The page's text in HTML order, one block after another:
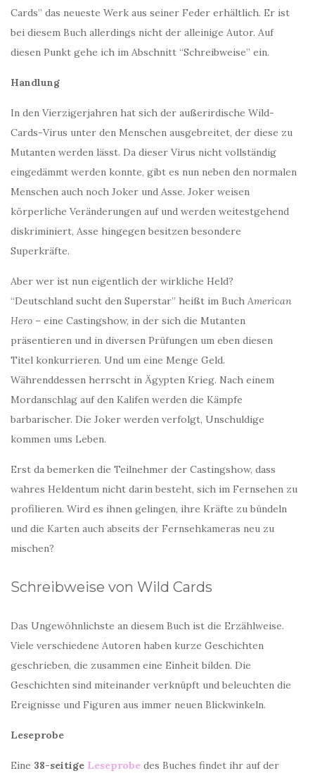
Cards” das neueste Werk aus seiner Feder erhältlich. Er ist
bei diesem Buch allerdings nicht der alleinige Autor. Auf
diesen Punkt gehe ich im Abschnitt “Schreibweise” ein.
Handlung
In den Vierzigerjahren hat sich der außerirdische Wild-
Cards-Virus unter den Menschen ausgebreitet, der diese zu
Mutanten werden lässt. Da dieser Virus nicht vollständig
eingedämmt werden konnte, gibt es nun neben den normalen
Menschen auch noch Joker und Asse. Joker weisen
körperliche Veränderungen auf und werden weitestgehend
diskriminiert, Asse hingegen besitzen besondere
Superkräfte.
Aber wer ist nun eigentlich der wirkliche Held?
“Deutschland sucht den Superstar” heißt im Buch American
Hero – eine Castingshow, in der sich die Mutanten
präsentieren und in diversen Prüfungen um eben diesen
Titel konkurrieren. Und um eine Menge Geld.
Währenddessen herrscht in Ägypten Krieg. Nach einem
Mordanschlag auf den Kalifen werden die Kämpfe
barbarischer. Die Joker werden verfolgt, Unschuldige
kommen ums Leben.
Erst da bemerken die Teilnehmer der Castingshow, dass
wahres Heldentum nicht darin besteht, sich im Fernsehen zu
profilieren. Wird es ihnen gelingen, ihre Kräfte zu bündeln
und die Karten auch abseits der Fernsehkameras neu zu
mischen?
Schreibweise von Wild Cards
Das Ungewöhnlichste an diesem Buch ist die Erzählweise.
Viele verschiedene Autoren haben kurze Geschichten
geschrieben, die zusammen eine Einheit bilden. Die
Geschichten sind miteinander verknüpft und beleuchten die
Ereignisse und Figuren aus immer neuen Blickwinkeln.
Leseprobe
Eine 38-seitige Leseprobe des Buches findet ihr auf der